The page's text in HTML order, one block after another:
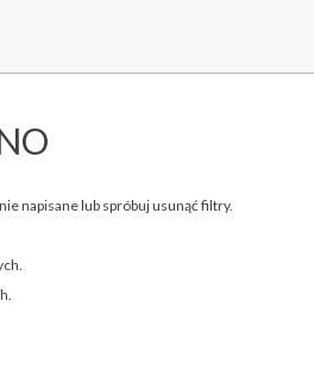
napisane lub spróbuj usunąć filtry.